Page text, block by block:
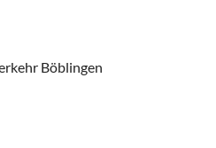
Böblingen